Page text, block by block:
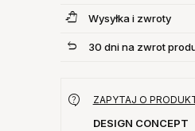
Wysyłka i zwroty
30 dni na zwrot
ZAPYTAJ O
DESIGN CONCEPT